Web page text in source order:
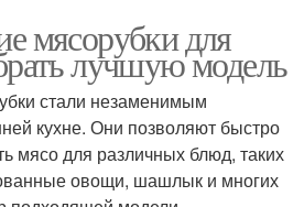
мясорубки для
лучшую модель
стали незаменимым
кухне. Они позволяют быстро
мясо для различных блюд, таких
овощи, шашлык и многих